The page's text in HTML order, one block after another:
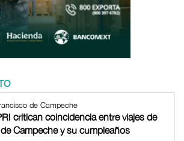
de Campeche
critican coincidencia entre viajes de
Campeche y su cumpleaños